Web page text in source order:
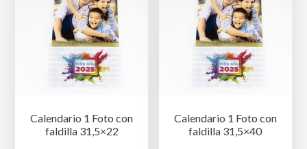
Calendario 1 Foto con
faldilla 31,5×22
Calendario 1 Foto con
faldilla 31,5×40